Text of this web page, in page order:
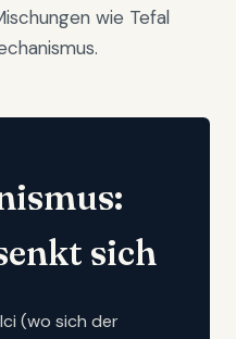
wie Tefal
sich
(wo sich der